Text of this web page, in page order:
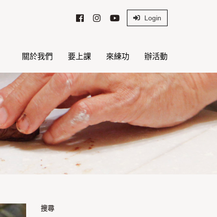
Login
關於我們 要上課 來練功 辦活動
搜尋